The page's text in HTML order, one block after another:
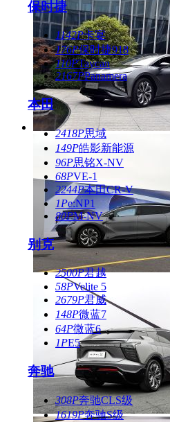
保时捷
1142P卡宴
176P保时捷918
110PTaycan
2167PPanamera
本田
2418P思域
149P皓影新能源
96P思铭X-NV
68PVE-1
2244P本田CR-V
1Pe:NP1
80PM-NV
别克
2500P君越
58PVelite 5
2679P君威
148P微蓝7
64P微蓝6
1PE5
奔驰
308P奔驰CLS级
1619P奔驰S级